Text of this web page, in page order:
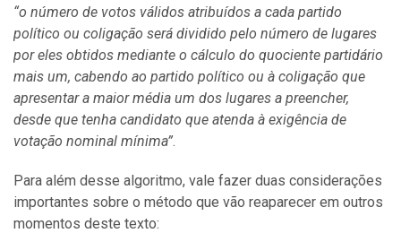
“o número de votos válidos atribuídos a cada partido
político ou coligação será dividido pelo número de lugares
por eles obtidos mediante o cálculo do quociente partidário
mais um, cabendo ao partido político ou à coligação que
apresentar a maior média um dos lugares a preencher,
desde que tenha candidato que atenda à exigência de
votação nominal mínima”.
Para além desse algoritmo, vale fazer duas considerações
importantes sobre o método que vão reaparecer em outros
momentos deste texto: